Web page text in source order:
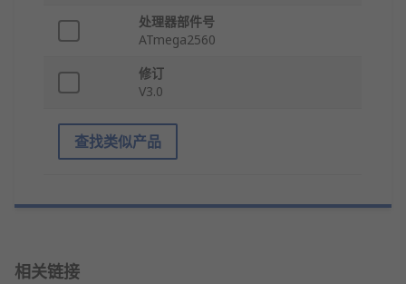
处理器部件号
ATmega2560
修订
V3.0
查找类似产品
相关链接